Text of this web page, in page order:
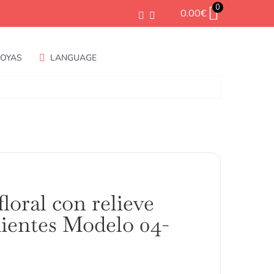
0.00€ 0
LANGUAGE
con relieve
Modelo 04-